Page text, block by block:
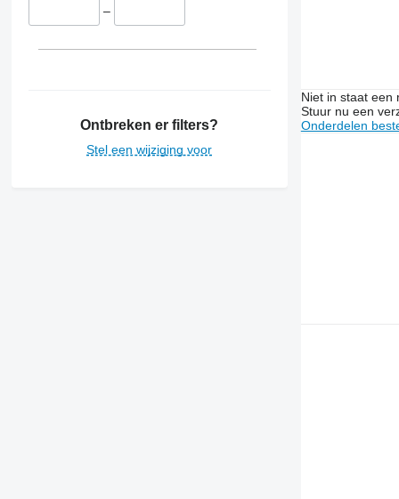
–
Ontbreken er filters?
Stel een wijziging voor
Niet in staat een
Stuur nu een
Onderdelen